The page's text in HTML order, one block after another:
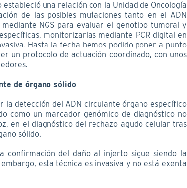
una relación con la Unidad de Oncología
de las posibles mutaciones tanto en el ADN
NGS para evaluar el genotipo tumoral y
monitorizarlas mediante PCR digital en
Hasta la fecha hemos podido poner a punto
un protocolo de actuación coordinado, con unos
de órgano sólido
la detección del ADN circulante órgano específico
como un marcador genómico de diagnóstico no
en el diagnóstico del rechazo agudo celular tras
sólido.
confirmación del daño al injerto sigue siendo la
esta técnica es invasiva y no está exenta